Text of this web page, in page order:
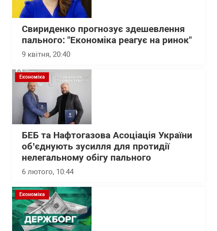
Свириденко прогнозує здешевлення
пального: "Економіка реагує на ринок"
9 квітня, 20:40
Економіка
БЕБ та Нафтогазова Асоціація України
об’єднують зусилля для протидії
нелегальному обігу пального
6 лютого, 10:44
Економіка